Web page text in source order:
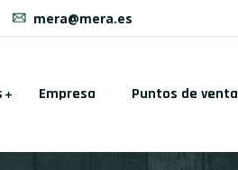
mera@mera.es
Empresa Puntos de venta